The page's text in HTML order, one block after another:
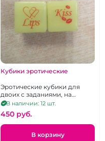
Кубики эротические
Эротические кубики для
двоих с заданиями, на
английском, неоновые
В наличии: 12 шт.
450 pуб.
В корзину